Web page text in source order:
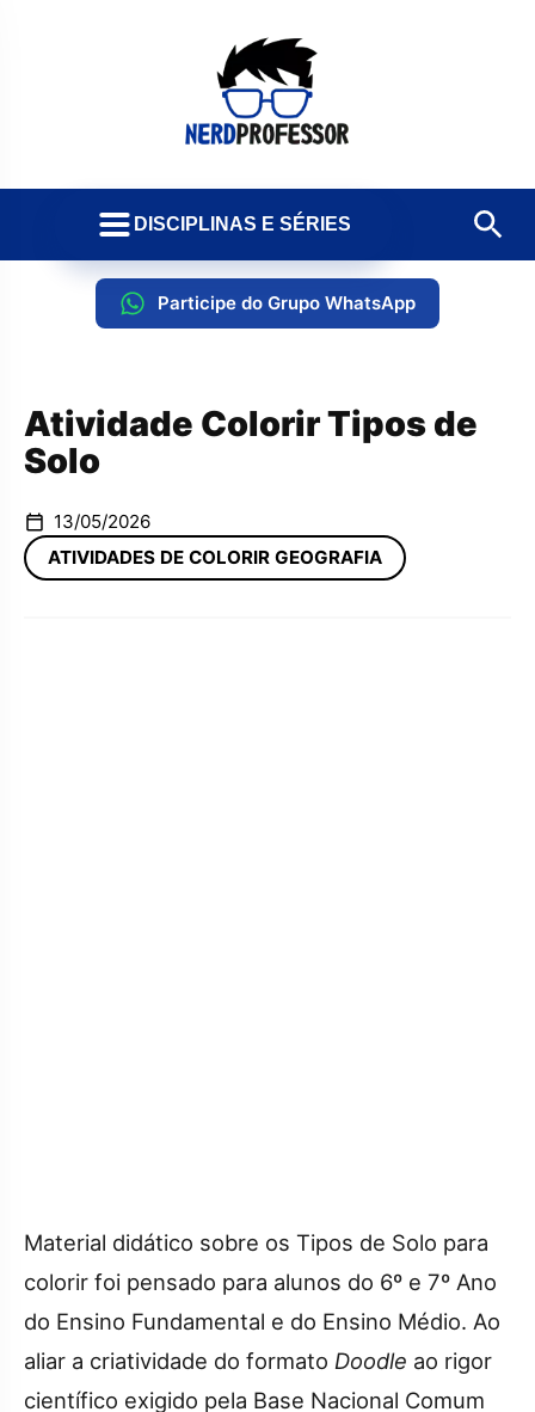
DISCIPLINAS E SÉRIES
Participe do Grupo WhatsApp
Atividade Colorir Tipos de
Solo
13/05/2026
ATIVIDADES DE COLORIR GEOGRAFIA
Material didático sobre os Tipos de Solo para
colorir foi pensado para alunos do 6º e 7º Ano
do Ensino Fundamental e do Ensino Médio. Ao
aliar a criatividade do formato Doodle ao rigor
científico exigido pela Base Nacional Comum